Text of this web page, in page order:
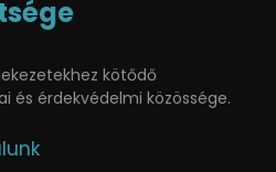
kötődő
és érdekvédelmi közössége.